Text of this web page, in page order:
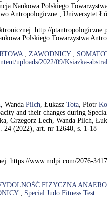
Naukowa Polskiego
Antropologiczne ; Uniwersytet
http://
Polskiego Towarzystwa
; ZAWODNICY;
uploads/2022/09/Ksiazka-
, Wanda Pilch, Łukasz Tota, Piotr
and their changes during
Grzegorz Lech, Wanda Pilch,
24 (2022), art. nr 12640, s. 1-18
https://www.mdpi.com/2076-
FIZYCZNA
; Special Judo Fitness Test